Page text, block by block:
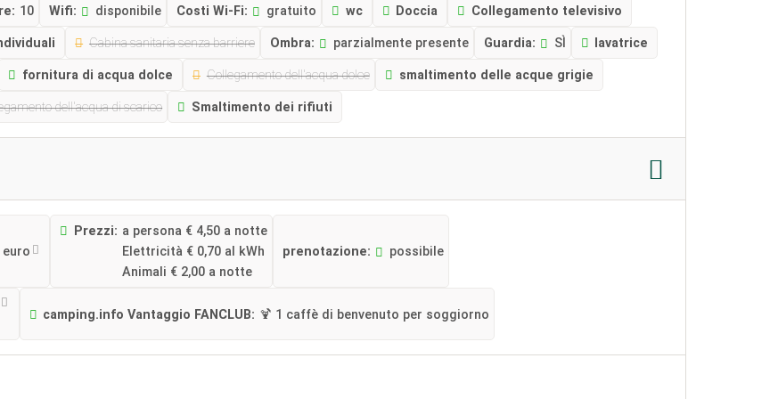
10 Wifi: disponibile Costi Wi-Fi: gratuito wc Doccia Collegamento televisivo
Cabina sanitaria senza barriere Ombra: parzialmente presente Guardia: SÌ lavatrice
fornitura di acqua dolce Collegamento dell'acqua dolce smaltimento delle acque grigie
dell'acqua di scarico Smaltimento dei rifiuti
euro
Prezzi: a persona € 4,50 a notte
Elettricità € 0,70 al kWh
Animali € 2,00 a notte
prenotazione: possibile
camping.info Vantaggio FANCLUB: 🍹 1 caffè di benvenuto per soggiorno